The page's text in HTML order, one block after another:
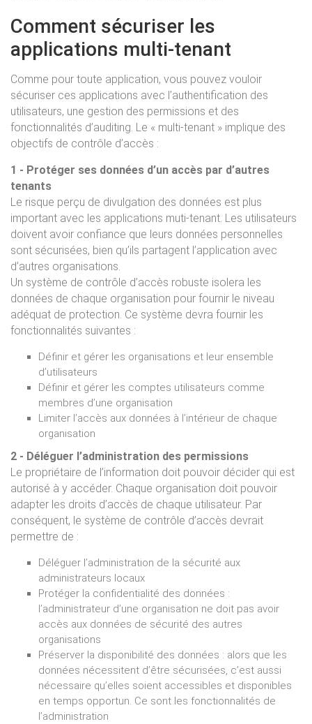
Comment sécuriser les
applications multi-tenant
Comme pour toute application, vous pouvez vouloir
sécuriser ces applications avec l’authentification des
utilisateurs, une gestion des permissions et des
fonctionnalités d’auditing. Le « multi-tenant » implique des
objectifs de contrôle d’accès :
1 - Protéger ses données d’un accès par d’autres
tenants
Le risque perçu de divulgation des données est plus
important avec les applications muti-tenant. Les utilisateurs
doivent avoir confiance que leurs données personnelles
sont sécurisées, bien qu’ils partagent l’application avec
d’autres organisations.
Un système de contrôle d’accès robuste isolera les
données de chaque organisation pour fournir le niveau
adéquat de protection. Ce système devra fournir les
fonctionnalités suivantes :
Définir et gérer les organisations et leur ensemble
d’utilisateurs
Définir et gérer les comptes utilisateurs comme
membres d’une organisation
Limiter l’accès aux données à l’intérieur de chaque
organisation
2 - Déléguer l’administration des permissions
Le propriétaire de l’information doit pouvoir décider qui est
autorisé à y accéder. Chaque organisation doit pouvoir
adapter les droits d’accès de chaque utilisateur. Par
conséquent, le système de contrôle d’accès devrait
permettre de :
Déléguer l’administration de la sécurité aux
administrateurs locaux
Protéger la confidentialité des données :
l’administrateur d’une organisation ne doit pas avoir
accès aux données de sécurité des autres
organisations
Préserver la disponibilité des données : alors que les
données nécessitent d’être sécurisées, c’est aussi
nécessaire qu’elles soient accessibles et disponibles
en temps opportun. Ce sont les fonctionnalités de
l’administration